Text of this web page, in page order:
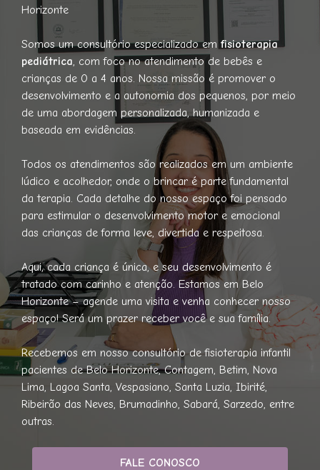
Horizonte
Somos um consultório especializado em fisioterapia
pediátrica, com foco no atendimento de bebês e
crianças de 0 a 4 anos. Nossa missão é promover o
desenvolvimento e a autonomia dos pequenos, por meio
de uma abordagem personalizada, humanizada e
baseada em evidências.
Todos os atendimentos são realizados em um ambiente
lúdico e acolhedor, onde o brincar é parte fundamental
da terapia. Cada detalhe do nosso espaço foi pensado
para estimular o desenvolvimento motor e emocional
das crianças de forma leve, divertida e respeitosa.
Aqui, cada criança é única, e seu desenvolvimento é
tratado com carinho e atenção. Estamos em Belo
Horizonte – agende uma visita e venha conhecer nosso
espaço! Será um prazer receber você e sua família.
Recebemos em nosso consultório de fisioterapia infantil
pacientes de Belo Horizonte, Contagem, Betim, Nova
Lima, Lagoa Santa, Vespasiano, Santa Luzia, Ibirité,
Ribeirão das Neves, Brumadinho, Sabará, Sarzedo, entre
outras.
FALE CONOSCO